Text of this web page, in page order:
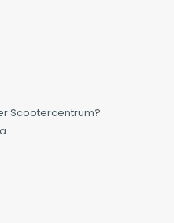
Scootercentrum?